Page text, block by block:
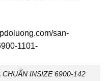
INSIZE 6900-142